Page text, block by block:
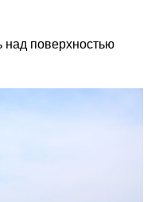
над поверхностью